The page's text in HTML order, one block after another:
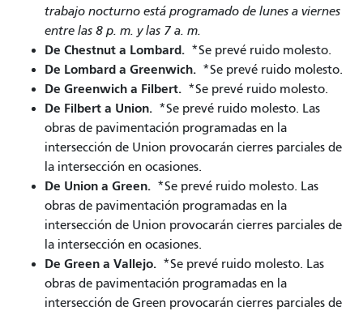
trabajo nocturno está programado de lunes a viernes
entre las 8 p. m. y las 7 a. m.
De Chestnut a Lombard. *Se prevé ruido molesto.
De Lombard a Greenwich. *Se prevé ruido molesto.
De Greenwich a Filbert. *Se prevé ruido molesto.
De Filbert a Union. *Se prevé ruido molesto. Las
obras de pavimentación programadas en la
intersección de Union provocarán cierres parciales de
la intersección en ocasiones.
De Union a Green. *Se prevé ruido molesto. Las
obras de pavimentación programadas en la
intersección de Union provocarán cierres parciales de
la intersección en ocasiones.
De Green a Vallejo. *Se prevé ruido molesto. Las
obras de pavimentación programadas en la
intersección de Green provocarán cierres parciales de